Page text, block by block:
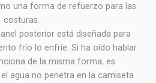
una forma de refuerzo para las
costuras.
posterior está diseñada para
frío lo enfríe. Si ha oído hablar
de la misma forma; es
agua no penetra en la camiseta